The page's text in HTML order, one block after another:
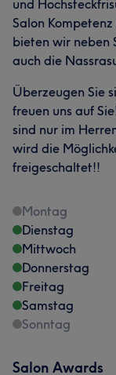
und
Salon
bieten wir neben
auch die
Überzeugen Sie
freuen uns auf
sind nur im
wird die
freigeschaltet!!
Montag
Dienstag
Mittwoch
Donnerstag
Freitag
Samstag
Sonntag
Salon Awards